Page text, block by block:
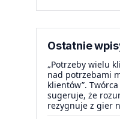
Ostatnie
„Potrzeby wielu
nad potrzebami
klientów”.
sugeruje, że
rezygnuje z gier